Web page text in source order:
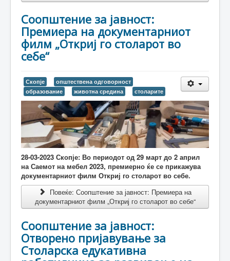
Соопштение за јавност:
Премиера на документарниот
филм „Откриј го столарот во
себе“
Скопје
општествена одговорност
образование
животна средина столарите
28-03-2023 Скопје: Во периодот од 29 март до 2 април
на Саемот на мебел 2023, премиерно ќе се прикажува
документарниот филм Откриј го столарот во себе.
Повеќе: Соопштение за јавност: Премиера на
документарниот филм „Откриј го столарот во себе“
Соопштение за јавност:
Отворено пријавување за
Столарска едукативна